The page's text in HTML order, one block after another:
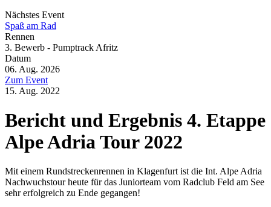
Nächstes Event
Spaß am Rad
Rennen
3. Bewerb - Pumptrack Afritz
Datum
06. Aug. 2026
Zum Event
15. Aug. 2022
Bericht und Ergebnis 4. Etappe
Alpe Adria Tour 2022
Mit einem Rundstreckenrennen in Klagenfurt ist die Int. Alpe Adria
Nachwuchstour heute für das Juniorteam vom Radclub Feld am See
sehr erfolgreich zu Ende gegangen!